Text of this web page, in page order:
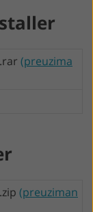
(preuzima
(preuziman